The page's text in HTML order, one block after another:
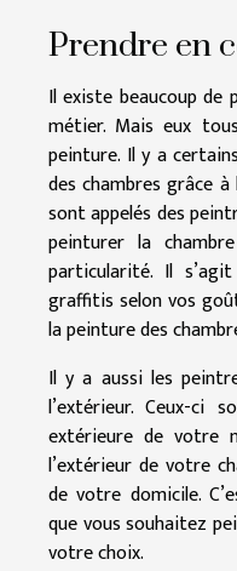
Prendre en
Il existe beaucoup
métier. Mais eux
peinture. Il y a
des chambres grâce
sont appelés des
peinturer la
particularité. Il
graffitis selon vos
la peinture des
Il y a aussi les
l’extérieur. Ceux-ci
extérieure de votre
l’extérieur de votre
de votre domicile.
que vous souhaitez
votre choix.